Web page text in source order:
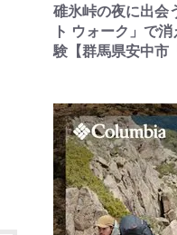
碓氷峠の夜に出会
ト ウォーク」で
験【群馬県安中市